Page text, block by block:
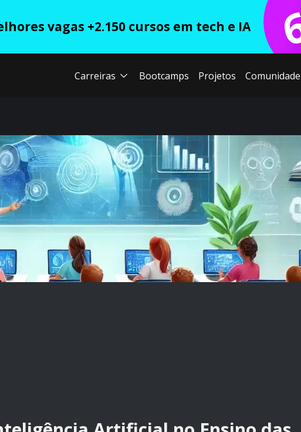
vagas +2.150 cursos em tech e IA
Carreiras Bootcamps Projetos Comunidade